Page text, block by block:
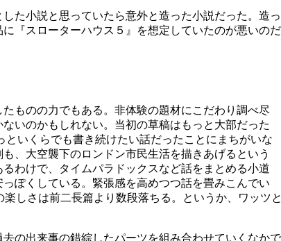
た小説と思っていたら意外と造った小説だった。造
『スローターハウス５』を想定していたのが悪いのだ
ものの力でもある。非体験の題材にこだわり調べ尽
いのかもしれない。当初の草稿はもっと大部だった
といくらでも書き続けたい話だったことにまちがいな
、大空襲下のロンドン市民生活を描きあげるという
わけで、タイムパラドックスなど話をまとめる小道
ぽくしている。緊張感を高めつつ話を畳みこんでい
しさは前二長篇より数段落ちる。というか、ワッツ
の出来事の錯綜したパーツを組み合わせていくなか